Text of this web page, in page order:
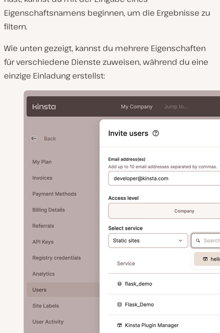
Eigenschaftsnamens beginnen, um die Ergebnisse zu
filtern.
Wie unten gezeigt, kannst du mehrere Eigenschaften
für verschiedene Dienste zuweisen, während du eine
einzige Einladung erstellst: